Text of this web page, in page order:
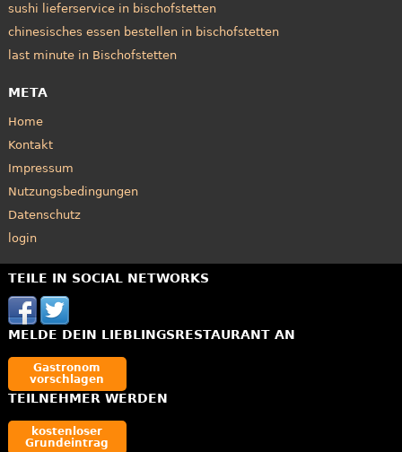
sushi lieferservice in bischofstetten
chinesisches essen bestellen in bischofstetten
last minute in Bischofstetten
META
Home
Kontakt
Impressum
Nutzungsbedingungen
Datenschutz
login
TEILE IN SOCIAL NETWORKS
MELDE DEIN LIEBLINGSRESTAURANT AN
Gastronom
vorschlagen
TEILNEHMER WERDEN
kostenloser
Grundeintrag